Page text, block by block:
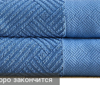
закончится